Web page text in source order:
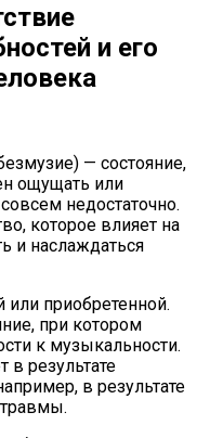
и его
— состояние,
ощущать или
недостаточно.
которое влияет на
и наслаждаться
приобретенной.
при котором
к музыкальности.
в результате
в результате